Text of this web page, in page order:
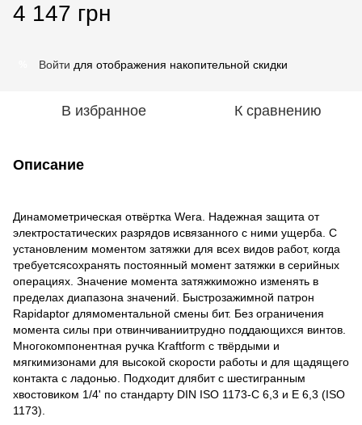
4 147 грн
Войти для отображения накопительной скидки
В избранное К сравнению
Описание
Динамометрическая отвёртка Wera. Надежная защита от
электростатических разрядов исвязанного с ними ущерба. С
установленим моментом затяжки для всех видов работ, когда
требуетсясохранять постоянный момент затяжки в серийных
операциях. Значение момента затяжкиможно изменять в
пределах диапазона значений. Быстрозажимной патрон
Rapidaptor длямоментальной смены бит. Без ограничения
момента силы при отвинчиваниитрудно поддающихся винтов.
Многокомпонентная ручка Kraftform с твёрдыми и
мягкимизонами для высокой скорости работы и для щадящего
контакта с ладонью. Подходит длябит с шестигранным
хвостовиком 1/4' по стандарту DIN ISO 1173-C 6,3 и E 6,3 (ISO
1173).